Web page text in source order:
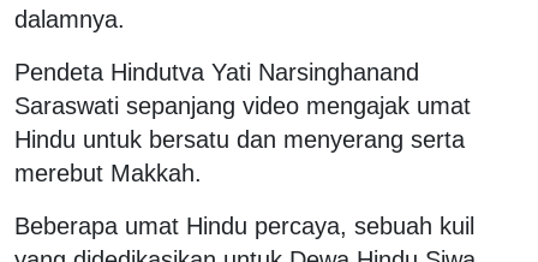
dalamnya.
Pendeta Hindutva Yati Narsinghanand
Saraswati sepanjang video mengajak umat
Hindu untuk bersatu dan menyerang serta
merebut Makkah.
Beberapa umat Hindu percaya, sebuah kuil